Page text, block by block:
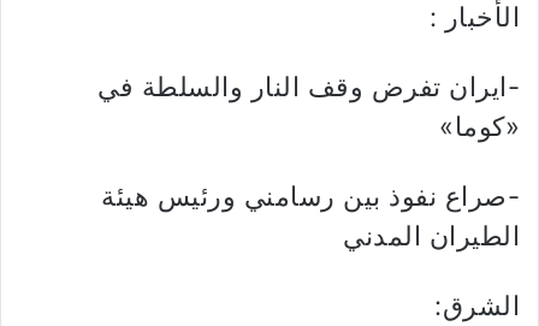
الأخبار :
-ايران تفرض وقف النار والسلطة في
«كوما»
-صراع نفوذ بين رسامني ورئيس هيئة
الطيران المدني
الشرق: